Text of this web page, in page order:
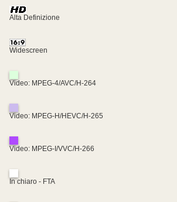
Alta Definizione
Widescreen
Video: MPEG-4/AVC/H-264
Video: MPEG-H/HEVC/H-265
Video: MPEG-I/VVC/H-266
In chiaro - FTA